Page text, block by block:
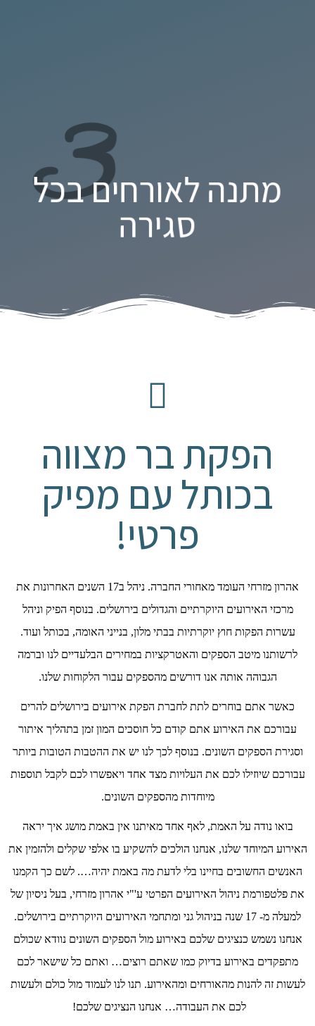
3
מתנה לאורחים בכל
סגירה
הפקת בר מצווה
בכותל עם מפיק
פרטי!
אהרון מזרחי העומד מאחורי החברה. ניהל ב17 השנים האחרונות את
מרכזי האירועים היוקרתיים והגדולים בירושלים. בנוסף הפיק וניהל
עשרות הפקות חוץ יוקרתיות בבתי מלון, בנייני האומה, בכותל ועוד.
לרשותנו מיטב הספקים והאטרקציות במחירים הבלעדיים לנו וברמה
הגבוהה אותה אנו דורשים מהספקים עבור הלקוחות שלנו.
כאשר אתם בוחרים לתת לחברת הפקת אירועים בירושלים להרים
עבורכם את האירוע אתם קודם כל חוסכים המון זמן בתהליך איתור
וסגירת הספקים השונים. בנוסף לכך לנו יש את ההטבות הטובות ביותר
עבורכם שיוזילו לכם את העלויות מצד אחד ויאפשרו לכם לקבל תוספות
מיוחדות מהספקים השונים.
בואו נודה על האמת, לאף אחד מאיתנו אין באמת מושג איך יראה
האירוע המיוחד שלנו, אנחנו הולכים להשקיע בו אלפי שקלים ולהזמין את
האנשים החשובים בחיינו בלי לדעת מה באמת יהיה…. לשם כך הקמנו
את פלטפורמת ניהול האירועים הפרטי ע'"י אהרון מזרחי, בעל ניסיון של
למעלה מ- 17 שנה בניהול גני ומתחמי האירועים היוקרתיים בירושלים.
אנחנו נשמש כנציגים שלכם באירוע מול הספקים השונים נוודא שכולם
מתפקדים באירוע בדיוק כמו שאתם רוצים… ואתם כל שישאר לכם
לעשות זה להנות מהאורחים ומהאירוע. תנו לנו לעמוד מול כולם ולעשות
לכם את העבודה… אנחנו הנציגים שלכם!